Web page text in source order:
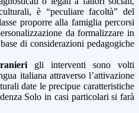
è “peculiare facoltà” del
proporre alla famiglia percorsi
da formalizzare in
di considerazioni pedagogiche
gli interventi sono volti
italiana attraverso l’attivazione
date le precipue caratteristiche
Solo in casi particolari si farà